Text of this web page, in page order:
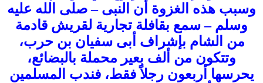
وسبب هذه الغزوة أن النبى – صلى الله عليه
وسلم – سمع بقافلة تجارية لقريش قادمة
من الشام بإشراف أبى سفيان بن حرب،
وتتكون من ألف بعير محملة بالبضائع،
يحرسها أربعون رجلاً فقط، فندب المسلمين